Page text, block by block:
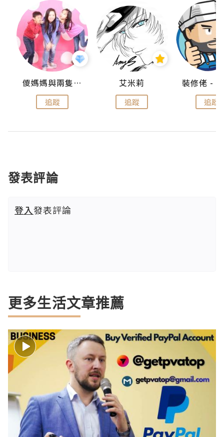
儍媽媽與兩隻小魔怪之家
追蹤
艾米莉
追蹤 追蹤
發表評論
登入發表評論
更多生活文章推薦